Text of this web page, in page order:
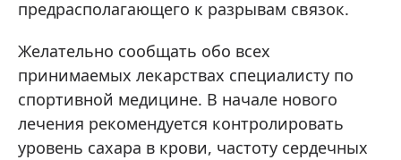
предрасполагающего к разрывам связок.
Желательно сообщать обо всех
принимаемых лекарствах специалисту по
спортивной медицине. В начале нового
лечения рекомендуется контролировать
уровень сахара в крови, частоту сердечных